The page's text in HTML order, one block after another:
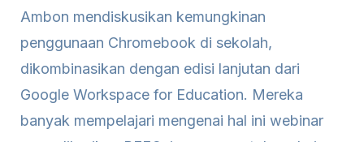
Ambon mendiskusikan kemungkinan
penggunaan Chromebook di sekolah,
dikombinasikan dengan edisi lanjutan dari
Google Workspace for Education. Mereka
banyak mempelajari mengenai hal ini webinar